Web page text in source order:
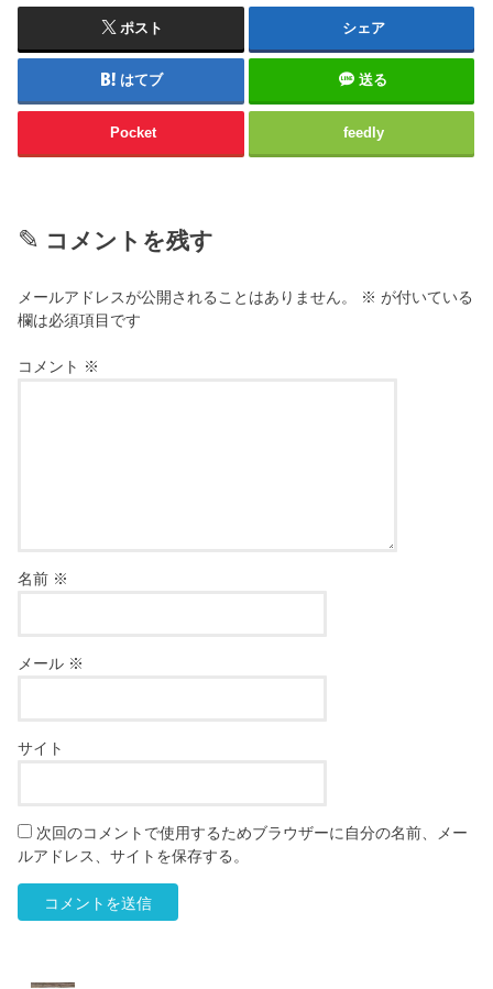
ポスト シェア
はてブ 送る
Pocket feedly
コメントを残す
メールアドレスが公開されることはありません。 ※ が付いている
欄は必須項目です
コメント ※
名前 ※
メール ※
サイト
次回のコメントで使用するためブラウザーに自分の名前、メー
ルアドレス、サイトを保存する。